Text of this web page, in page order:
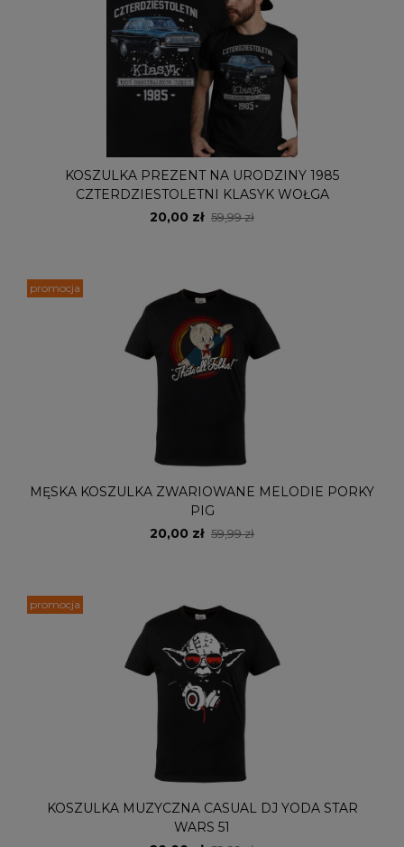
KOSZULKA PREZENT NA URODZINY 1985
CZTERDZIESTOLETNI KLASYK WOŁGA
20,00 zł 59,99 zł
MĘSKA KOSZULKA ZWARIOWANE MELODIE PORKY
PIG
20,00 zł 59,99 zł
promocja
KOSZULKA MUZYCZNA CASUAL DJ YODA STAR
WARS 51
promocja